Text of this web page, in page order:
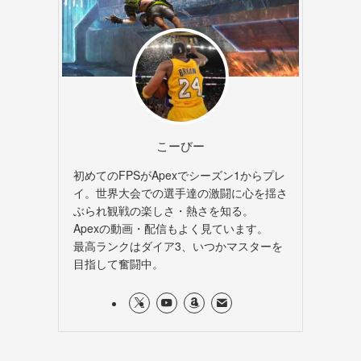
こーびー
初めてのFPSがApexでシーズン1からプレ
イ。世界大会での選手達の激闘に心を揺さ
ぶられ観戦の楽しさ・熱さを知る。
Apexの動画・配信もよく見ています。
最高ランクはダイア3、いつかマスターを
目指して奮闘中。